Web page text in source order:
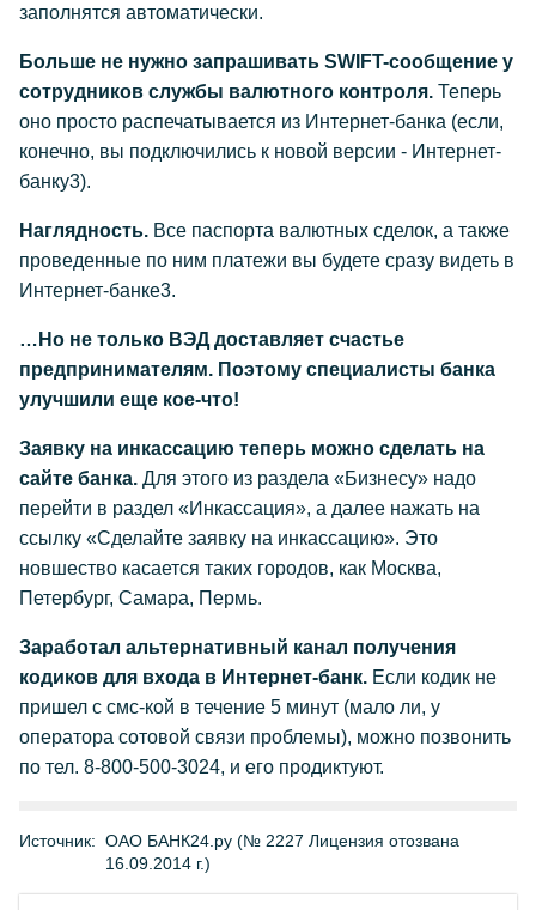
заполнятся автоматически.
Больше не нужно запрашивать SWIFT-сообщение у
сотрудников службы валютного контроля. Теперь
оно просто распечатывается из Интернет-банка (если,
конечно, вы подключились к новой версии - Интернет-
банку3).
Наглядность. Все паспорта валютных сделок, а также
проведенные по ним платежи вы будете сразу видеть в
Интернет-банке3.
…Но не только ВЭД доставляет счастье
предпринимателям. Поэтому специалисты банка
улучшили еще кое-что!
Заявку на инкассацию теперь можно сделать на
сайте банка. Для этого из раздела «Бизнесу» надо
перейти в раздел «Инкассация», а далее нажать на
ссылку «Сделайте заявку на инкассацию». Это
новшество касается таких городов, как Москва,
Петербург, Самара, Пермь.
Заработал альтернативный канал получения
кодиков для входа в Интернет-банк. Если кодик не
пришел с смс-кой в течение 5 минут (мало ли, у
оператора сотовой связи проблемы), можно позвонить
по тел. 8-800-500-3024, и его продиктуют.
Источник: ОАО БАНК24.ру (№ 2227 Лицензия отозвана
16.09.2014 г.)